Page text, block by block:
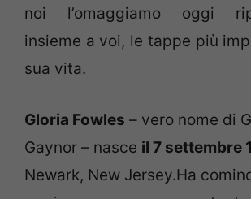
noi l’omaggiamo oggi
insieme a voi, le tappe più
sua vita.
Gloria Fowles – vero nome di
Gaynor – nasce il 7 settembre
Newark, New Jersey.Ha